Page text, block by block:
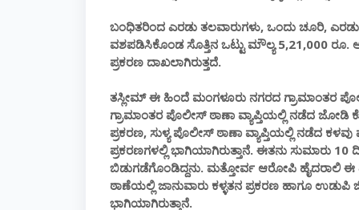
ಬಂಧಿತರಿಂದ ಎರಡು ತಲವಾರುಗಳು, ಒಂದು ಚೂರಿ,
ವಶಪಡಿಸಿಕೊಂಡ ಸೊತ್ತಿನ ಒಟ್ಟು ಮೌಲ್ಯ 5,21,000
ಪ್ರಕರಣ ದಾಖಲಾಗಿರುತ್ತದೆ.
ತಸ್ಲೀಮ್ ಈ ಹಿಂದೆ ಮಂಗಳೂರು ನಗರದ ಗ್ರಾಮಾಂತರ
ಗ್ರಾಮಾಂತರ ಪೊಲೀಸ್ ಠಾಣಾ ವ್ಯಾಪ್ತಿಯಲ್ಲಿ ನಡೆದ ಜೋಡಿ
ಪ್ರಕರಣ, ಸುಳ್ಯ ಪೊಲೀಸ್ ಠಾಣಾ ವ್ಯಾಪ್ತಿಯಲ್ಲಿ ನಡೆದ
ಪ್ರಕರಣಗಳಲ್ಲಿ ಭಾಗಿಯಾಗಿರುತ್ತಾನೆ. ಈತನು ಸುಮಾರು
ಬಿಡುಗಡೆಗೊಂಡಿದ್ದನು. ಮತ್ತೋರ್ವ ಆರೋಪಿ ಹೈದರಾಲಿ ಈ
ಠಾಣೆಯಲ್ಲಿ ಜಾನುವಾರು ಕಳ್ಳತನ ಪ್ರಕರಣ ಹಾಗೂ ಉಡುಪಿ
ಭಾಗಿಯಾಗಿರುತ್ತಾನೆ.